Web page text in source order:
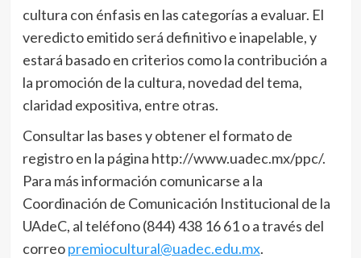
cultura con énfasis en las categorías a evaluar. El
veredicto emitido será definitivo e inapelable, y
estará basado en criterios como la contribución a
la promoción de la cultura, novedad del tema,
claridad expositiva, entre otras.
Consultar las bases y obtener el formato de
registro en la página http://www.uadec.mx/ppc/.
Para más información comunicarse a la
Coordinación de Comunicación Institucional de la
UAdeC, al teléfono (844) 438 16 61 o a través del
correopremiocultural@uadec.edu.mx.